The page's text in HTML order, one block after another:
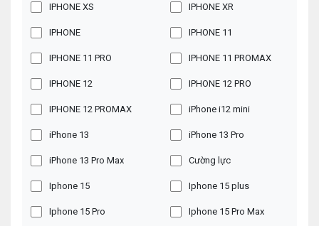
IPHONE XS IPHONE XR
IPHONE IPHONE 11
IPHONE 11 PRO IPHONE 11 PROMAX
IPHONE 12 IPHONE 12 PRO
IPHONE 12 PROMAX iPhone i12 mini
iPhone 13 iPhone 13 Pro
iPhone 13 Pro Max Cường lực
Iphone 15 Iphone 15 plus
Iphone 15 Pro Iphone 15 Pro Max